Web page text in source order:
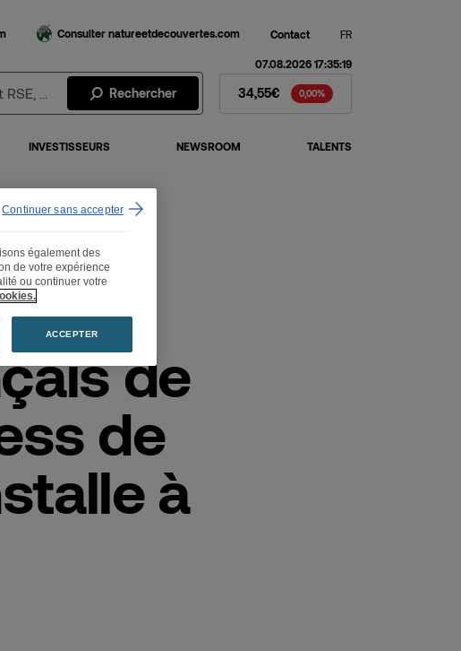
Consulter natureetdecouvertes.com Contact FR
Rechercher Action Fnac Darty - Cours de
07.08.2026 17:35:19
34,55€ 0,00%
INVESTISSEURS NEWSROOM TALENTS
de
de
à
également des
de votre expérience
ou continuer votre
ACCEPTER
Continuer sans accepter